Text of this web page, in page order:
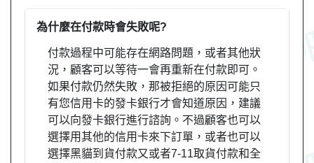
為什麼在付款時會失敗呢?
付款過程中可能存在網路問題，或者其他狀
況，顧客可以等待一會再重新在付款即可。
如果付款仍然失敗，那被拒絕的原因可能只
有您信用卡的發卡銀行才會知道原因，建議
可以向發卡銀行進行諮詢。不過顧客也可以
選擇用其他的信用卡來下訂單，或者也可以
選擇黑貓到貨付款又或者7-11取貨付款和全